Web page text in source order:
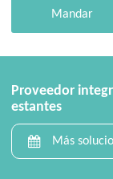
Mandar
Proveedor
estantes
Más